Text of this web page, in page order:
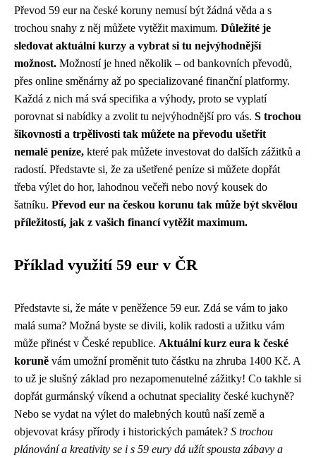
Převod 59 eur na české koruny nemusí být žádná věda a s
trochou snahy z něj můžete vytěžit maximum. Důležité je
sledovat aktuální kurzy a vybrat si tu nejvýhodnější
možnost. Možností je hned několik – od bankovních převodů,
přes online směnárny až po specializované finanční platformy.
Každá z nich má svá specifika a výhody, proto se vyplatí
porovnat si nabídky a zvolit tu nejvýhodnější pro vás. S trochou
šikovnosti a trpělivosti tak můžete na převodu ušetřit
nemalé peníze, které pak můžete investovat do dalších zážitků a
radostí. Představte si, že za ušetřené peníze si můžete dopřát
třeba výlet do hor, lahodnou večeři nebo nový kousek do
šatníku. Převod eur na českou korunu tak může být skvělou
příležitostí, jak z vašich financí vytěžit maximum.
Příklad využití 59 eur v ČR
Představte si, že máte v peněžence 59 eur. Zdá se vám to jako
malá suma? Možná byste se divili, kolik radosti a užitku vám
může přinést v České republice. Aktuální kurz eura k české
koruně vám umožní proměnit tuto částku na zhruba 1400 Kč. A
to už je slušný základ pro nezapomenutelné zážitky! Co takhle si
dopřát gurmánský víkend a ochutnat speciality české kuchyně?
Nebo se vydat na výlet do malebných koutů naší země a
objevovat krásy přírody i historických památek? S trochou
plánování a kreativity se i s 59 eury dá užít spousta zábavy a